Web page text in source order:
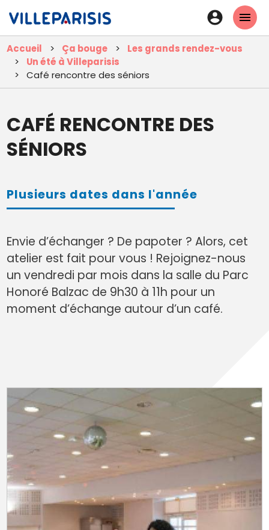
contenu
principal
En-
tête
-
Accueil Ça bouge
Les grands rendez-vous
Un été à Villeparisis
Café rencontre des séniors
CAFÉ RENCONTRE DES
SÉNIORS
Plusieurs dates dans l'année
Envie d’échanger ? De papoter ? Alors, cet
atelier est fait pour vous ! Rejoignez-nous
un vendredi par mois dans la salle du Parc
Honoré Balzac de 9h30 à 11h pour un
moment d’échange autour d’un café.